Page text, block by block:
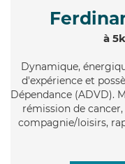
à
Dynamique,
d'expérience et
Dépendance (ADVD).
rémission de
compagnie/loisirs,